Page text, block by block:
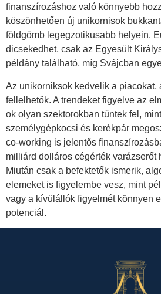
finanszírozáshoz való könnyebb
köszönhetően új unikornisok
földgömb legegzotikusabb helyein.
dicsekedhet, csak az Egyesült
példány található, míg Svájcban
Az unikorniksok kedvelik a piacokat,
fellelhetők. A trendeket figyelve az
ok olyan szektorokban tűntek fel,
személygépkocsi és kerékpár
co-working is jelentős
milliárd dolláros cégérték varázserőt
Miután csak a befektetők ismerik,
elemeket is figyelembe vesz, mint
vagy a kívülállók figyelmét könnyen
potenciál.